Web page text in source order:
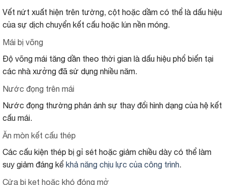
Vết nứt xuất hiện trên tường, cột hoặc dầm có thể là dấu hiệu
của sự dịch chuyển kết cấu hoặc lún nền móng.
Mái bị võng
Độ võng mái tăng dần theo thời gian là dấu hiệu phổ biến tại
các nhà xưởng đã sử dụng nhiều năm.
Nước đọng trên mái
Nước đọng thường phản ánh sự thay đổi hình dạng của hệ kết
cấu mái.
Ăn mòn kết cấu thép
Các cấu kiện thép bị gỉ sét hoặc giảm chiều dày có thể làm
suy giảm đáng kể khả năng chịu lực của công trình.
Cửa bị kẹt hoặc khó đóng mở